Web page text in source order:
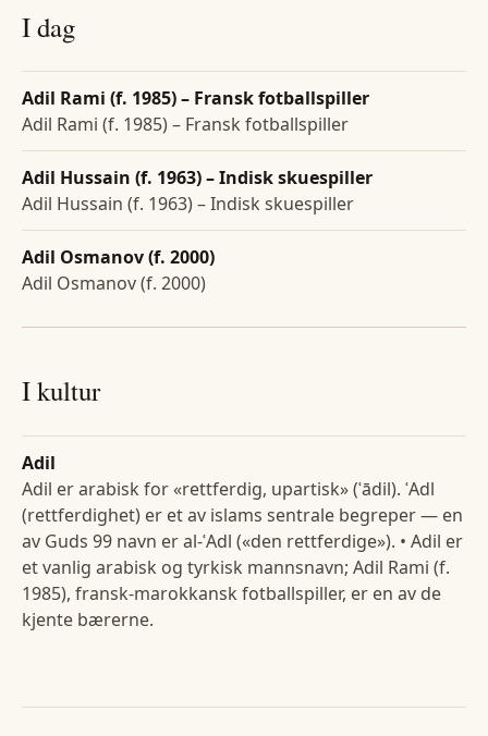
I dag
Adil Rami (f. 1985) – Fransk fotballspiller
Adil Rami (f. 1985) – Fransk fotballspiller
Adil Hussain (f. 1963) – Indisk skuespiller
Adil Hussain (f. 1963) – Indisk skuespiller
Adil Osmanov (f. 2000)
Adil Osmanov (f. 2000)
I kultur
Adil
Adil er arabisk for «rettferdig, upartisk» (ʿādil). ʿAdl
(rettferdighet) er et av islams sentrale begreper — en
av Guds 99 navn er al-ʿAdl («den rettferdige»). • Adil er
et vanlig arabisk og tyrkisk mannsnavn; Adil Rami (f.
1985), fransk-marokkansk fotballspiller, er en av de
kjente bærerne.